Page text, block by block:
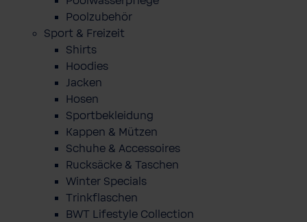
Poolzubehör
Sport & Freizeit
Shirts
Hoodies
Jacken
Hosen
Sportbekleidung
Kappen & Mützen
Schuhe & Accessoires
Rucksäcke & Taschen
Winter Specials
Trinkflaschen
BWT Lifestyle Collection